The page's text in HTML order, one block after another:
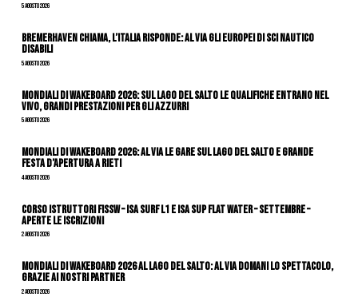
5 Agosto 2026
Bremerhaven chiama, l’Italia risponde: al via gli Europei di Sci Nautico
Disabili
5 Agosto 2026
Mondiali di Wakeboard 2026: sul Lago del Salto le qualifiche entrano nel
vivo, grandi prestazioni per gli azzurri
5 Agosto 2026
Mondiali di Wakeboard 2026: al via le gare sul Lago del Salto e grande
festa d’apertura a Rieti
4 Agosto 2026
CORSO ISTRUTTORI FISSW – ISA SURF L1 e ISA SUP Flat Water – SETTEMBRE –
APERTE LE ISCRIZIONI
2 Agosto 2026
Mondiali di Wakeboard 2026 al Lago del Salto: al via domani lo spettacolo,
grazie ai nostri Partner
2 Agosto 2026